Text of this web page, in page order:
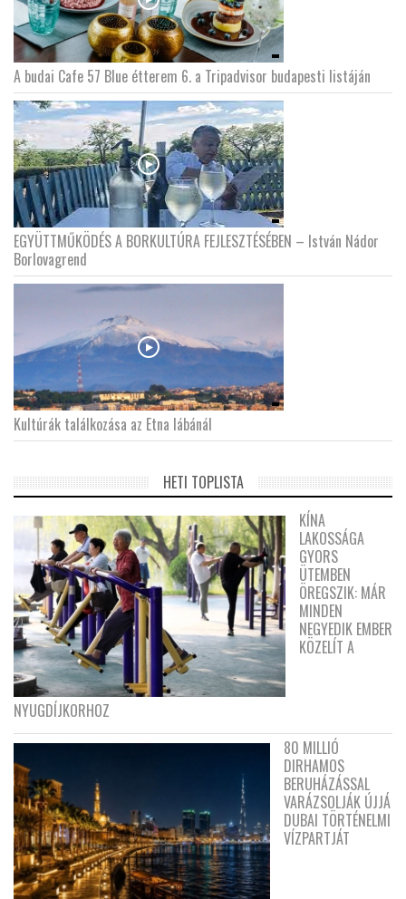
A budai Cafe 57 Blue étterem 6. a Tripadvisor budapesti listáján
EGYÜTTMŰKÖDÉS A BORKULTÚRA FEJLESZTÉSÉBEN – István Nádor
Borlovagrend
Kultúrák találkozása az Etna lábánál
HETI TOPLISTA
KÍNA
LAKOSSÁGA
GYORS
ÜTEMBEN
ÖREGSZIK: MÁR
MINDEN
NEGYEDIK EMBER
KÖZELÍT A
NYUGDÍJKORHOZ
80 MILLIÓ
DIRHAMOS
BERUHÁZÁSSAL
VARÁZSOLJÁK ÚJJÁ
DUBAI TÖRTÉNELMI
VÍZPARTJÁT